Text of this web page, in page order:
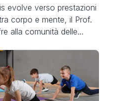
la Performance
evolve verso prestazioni
corpo e mente, il Prof.
alla comunità delle
Cognitivo nel Tennis:
dell’Attenzione Riduce
Il volume, pubblicato a
Scienze Motorie